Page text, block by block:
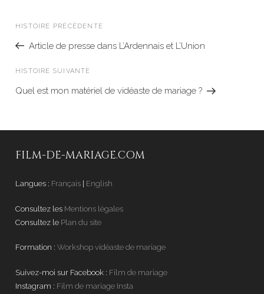
DE
L’ARTICLE
Article
précédent
HISTOIRE PRÉCÉDENTE
Article de presse dans L’Ardennais et L’Union
Article
suivant
HISTOIRE SUIVANTE
Quel est mon matériel de vidéaste de mariage ?
FILM-DE-MARIAGE.COM
Langues : Français English
Consultez les Mentions légales
Consultez le Plan du site
Formation : Workshop vidéaste de mariage
Suivez-moi sur Facebook : Film de mariage
Instagram : Film de mariage Insta